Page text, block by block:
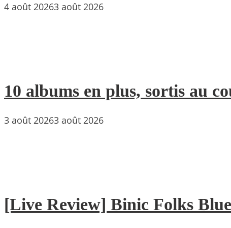
4 août 20263 août 2026
10 albums en plus, sortis au
3 août 20263 août 2026
[Live Review] Binic Folks